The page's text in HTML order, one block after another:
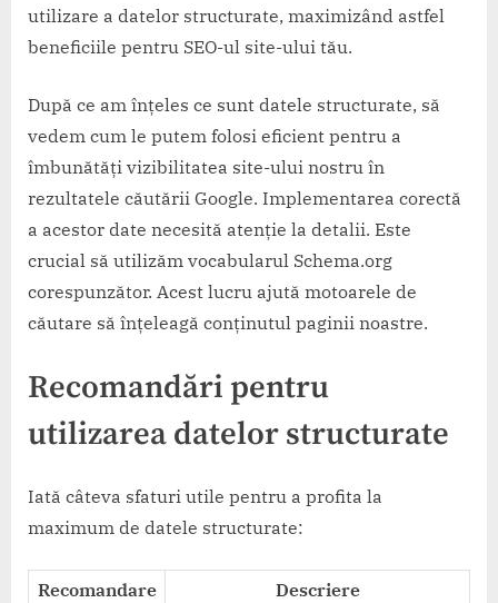
utilizare a datelor structurate, maximizând astfel
beneficiile pentru SEO-ul site-ului tău.
După ce am înțeles ce sunt datele structurate, să
vedem cum le putem folosi eficient pentru a
îmbunătăți vizibilitatea site-ului nostru în
rezultatele căutării Google. Implementarea corectă
a acestor date necesită atenție la detalii. Este
crucial să utilizăm vocabularul Schema.org
corespunzător. Acest lucru ajută motoarele de
căutare să înțeleagă conținutul paginii noastre.
Recomandări pentru
utilizarea datelor structurate
Iată câteva sfaturi utile pentru a profita la
maximum de datele structurate:
Recomandare Descriere